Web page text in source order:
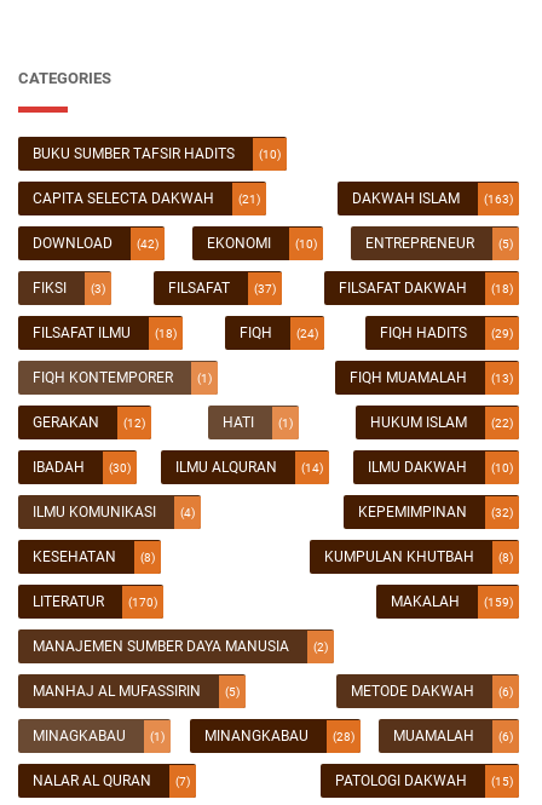
CATEGORIES
BUKU SUMBER TAFSIR HADITS (10)
CAPITA SELECTA DAKWAH (21) DAKWAH ISLAM (163)
DOWNLOAD (42) EKONOMI (10) ENTREPRENEUR (5)
FIKSI (3) FILSAFAT (37) FILSAFAT DAKWAH (18)
FILSAFAT ILMU (18) FIQH (24) FIQH HADITS (29)
FIQH KONTEMPORER (1) FIQH MUAMALAH (13)
GERAKAN (12) HATI (1) HUKUM ISLAM (22)
IBADAH (30) ILMU ALQURAN (14) ILMU DAKWAH (10)
ILMU KOMUNIKASI (4) KEPEMIMPINAN (32)
KESEHATAN (8) KUMPULAN KHUTBAH (8)
LITERATUR (170) MAKALAH (159)
MANAJEMEN SUMBER DAYA MANUSIA (2)
MANHAJ AL MUFASSIRIN (5) METODE DAKWAH (6)
MINAGKABAU (1) MINANGKABAU (28) MUAMALAH (6)
NALAR AL QURAN (7) PATOLOGI DAKWAH (15)